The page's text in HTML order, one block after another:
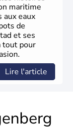
maritime
aux eaux
de
et ses
tout pour
Lire l'article